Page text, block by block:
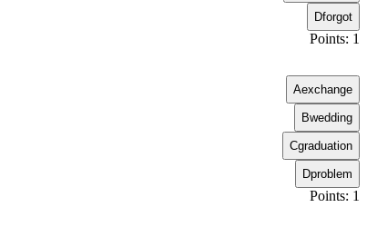
Dforgot
Points: 1
Aexchange
Bwedding
Cgraduation
Dproblem
Points: 1